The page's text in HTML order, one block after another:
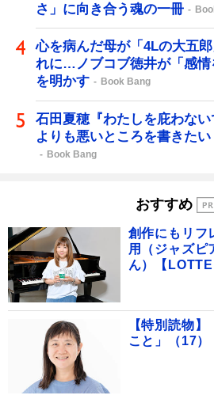
さ」に向き合う魂の一冊
心を病んだ母が「4Lの大五
れに…ノブコブ徳井が「感情
を明かす
Book Bang
石田夏穂『わたしを庇わな
よりも悪いところを書きたい
Book Bang
おすすめ
創作にもリフ
用（ジャズ
ん）【LOTTE
【特別読物
こと」（17